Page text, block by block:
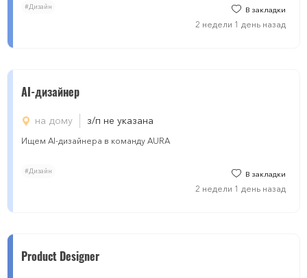
#Дизайн В закладки
2 недели 1 день назад
AI-дизайнер
на дому з/п не указана
Ищем AI-дизайнера в команду AURA
#Дизайн В закладки
2 недели 1 день назад
Product Designer